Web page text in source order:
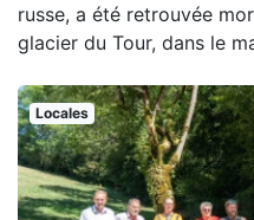
russe, a été retrouvée
glacier du Tour, dans le
Locales